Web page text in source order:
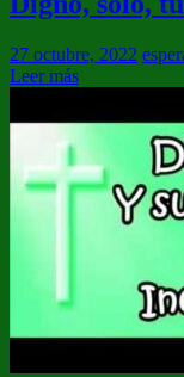
27 octubre, 2022
Leer más